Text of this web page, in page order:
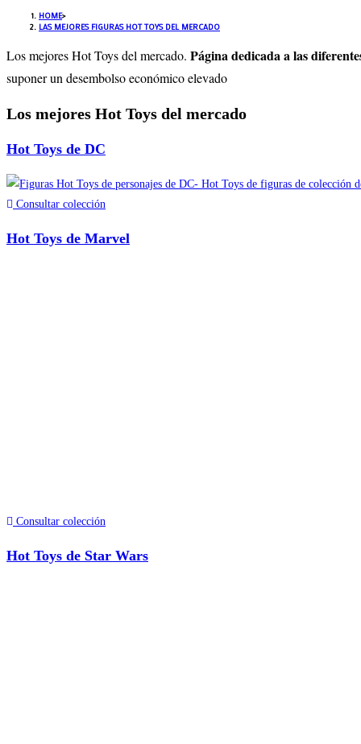
HOME>
LAS MEJORES FIGURAS HOT TOYS DEL MERCADO
Los mejores Hot Toys del mercado. Página dedicada a las
suponer un desembolso económico elevado
Los mejores Hot Toys del mercado
Hot Toys de DC
Consultar colección
Hot Toys de Marvel
Consultar colección
Hot Toys de Star Wars